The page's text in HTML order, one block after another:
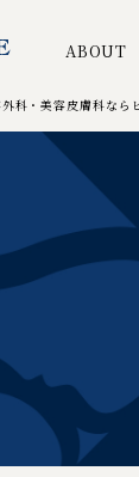
ABOUT
科・美容皮膚科なら